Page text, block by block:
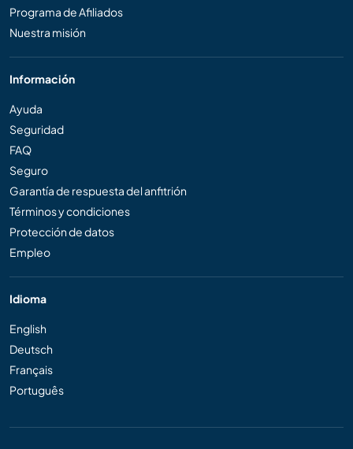
Programa de Afiliados
Nuestra misión
Información
Ayuda
Seguridad
FAQ
Seguro
Garantía de respuesta del anfitrión
Términos y condiciones
Protección de datos
Empleo
Idioma
English
Deutsch
Français
Português